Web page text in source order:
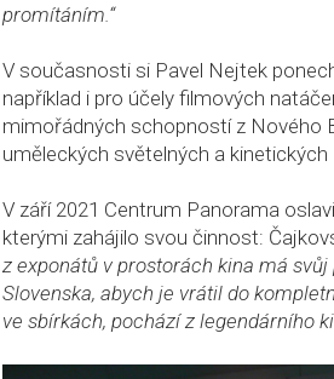
promítáním.“
V současnosti si Pavel Nejtek
například i pro účely filmových
mimořádných schopností z Nového
uměleckých světelných a kinetických
V září 2021 Centrum Panorama
kterými zahájilo svou činnost:
z exponátů v prostorách kina má
Slovenska, abych je vrátil do
ve sbírkách, pochází z legendárního